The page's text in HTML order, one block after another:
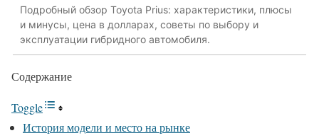
Подробный обзор Toyota Prius: характеристики, плюсы
и минусы, цена в долларах, советы по выбору и
эксплуатации гибридного автомобиля.
Содержание
Toggle
История модели и место на рынке